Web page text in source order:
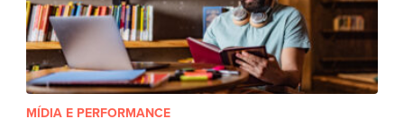
MÍDIA E PERFORMANCE